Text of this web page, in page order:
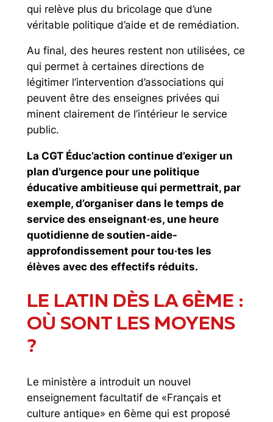
qui relève plus du bricolage que d’une
véritable politique d’aide et de remédiation.
Au final, des heures restent non utilisées, ce
qui permet à certaines directions de
légitimer l’intervention d’associations qui
peuvent être des enseignes privées qui
minent clairement de l’intérieur le service
public.
La CGT Éduc’action continue d’exiger un
plan d’urgence pour une politique
éducative ambitieuse qui permettrait, par
exemple, d’organiser dans le temps de
service des enseignant·es, une heure
quotidienne de soutien-aide-
approfondissement pour tou·tes les
élèves avec des effectifs réduits.
LE LATIN DÈS LA 6ÈME :
OÙ SONT LES MOYENS
?
Le ministère a introduit un nouvel
enseignement facultatif de «Français et
culture antique» en 6ème qui est proposé